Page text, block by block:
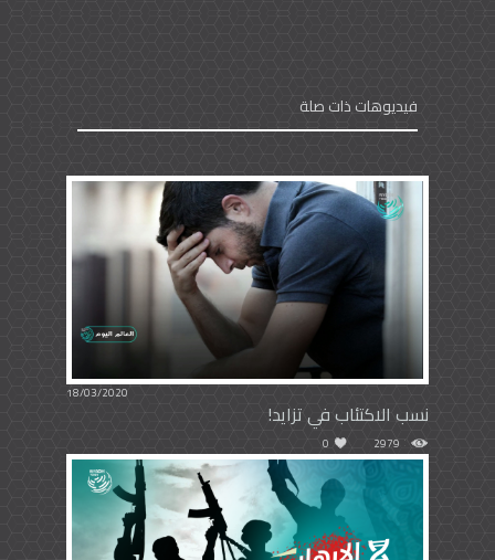
فيديوهات ذات صلة
18/03/2020
نسب الاكتئاب في تزايد!
2979
0